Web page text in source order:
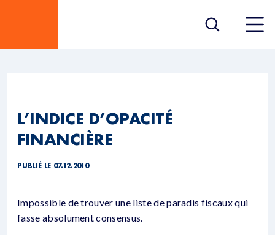
L’INDICE D’OPACITÉ
FINANCIÈRE
PUBLIÉ LE 07.12.2010
Impossible de trouver une liste de paradis fiscaux qui
fasse absolument consensus.